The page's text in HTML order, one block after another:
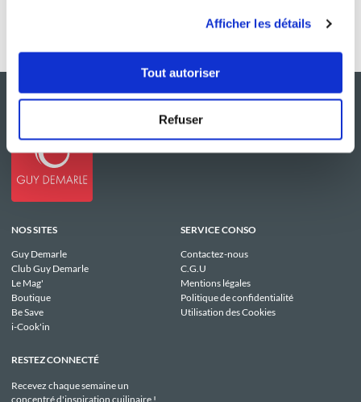
Afficher les détails
Tout autoriser
Refuser
NOS SITES
Guy Demarle
Club Guy Demarle
Le Mag'
Boutique
Be Save
i-Cook'in
SERVICE CONSO
Contactez-nous
C.G.U
Mentions légales
Politique de confidentialité
Utilisation des Cookies
RESTEZ CONNECTÉ
Recevez chaque semaine un
concentré d'inspiration cuilinaire !